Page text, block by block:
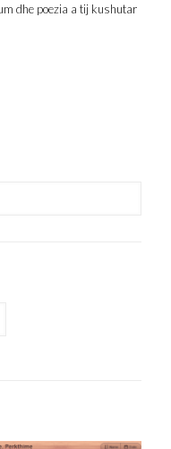
dhe poezia a tij kushutar